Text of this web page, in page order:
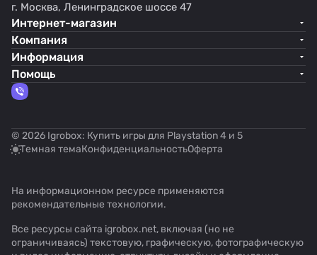
г. Москва, Ленинградское шоссе 47
Интернет-магазин
Компания
Информация
Помощь
© 2026 Igrobox: Купить игры для Playstation 4 и 5
Темная темаКонфиденциальностьОферта
На информационном ресурсе применяются
рекомендательные технологии.
Все ресурсы сайта igrobox.net, включая (но не
ограничиваясь) текстовую, графическую, фотографическую